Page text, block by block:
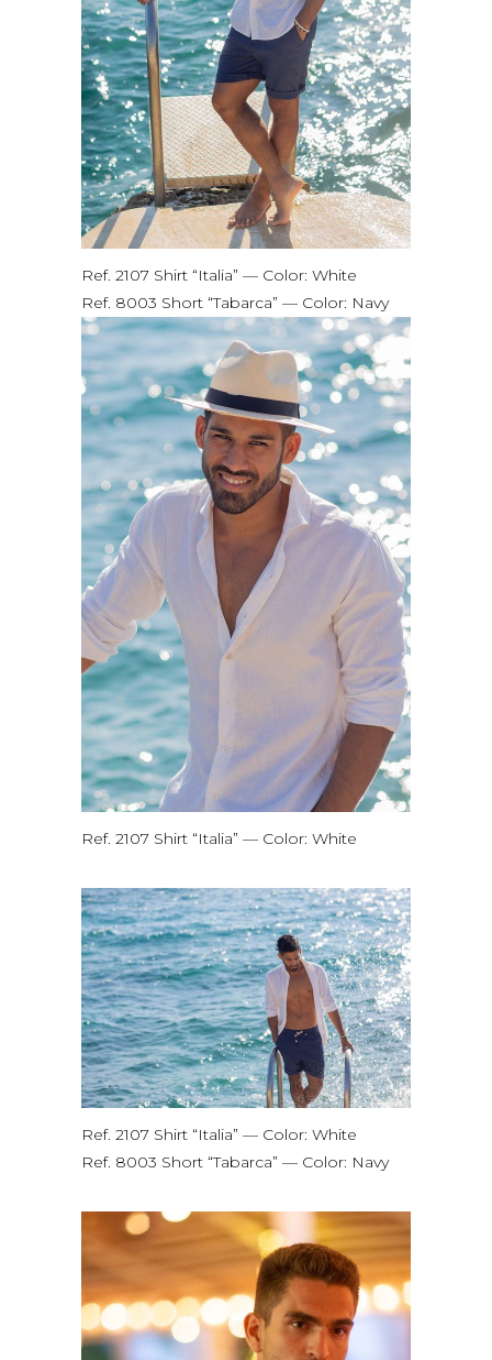
Ref. 2107 Shirt “Italia” — Color: White
Ref. 8003 Short “Tabarca” — Color: Navy
Ref. 2107 Shirt “Italia” — Color: White
Ref. 2107 Shirt “Italia” — Color: White
Ref. 8003 Short “Tabarca” — Color: Navy